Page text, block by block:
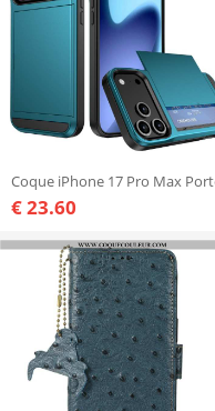
€ 23.60